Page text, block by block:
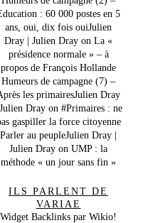
: 60 000 postes en 5
ans, oui, dix fois ouiJulien
Dray | Julien Dray on La «
présidence normale » – à
propos de François Hollande
Humeurs de campagne (7) –
les primairesJulien Dray
Dray on #Primaires : ne
gaspiller la force citoyenne
Parler au peupleJulien Dray |
Julien Dray on UMP : la
méthode « un jour sans fin »
ILS PARLENT DE
VARIAE
Widget Backlinks par Wikio!